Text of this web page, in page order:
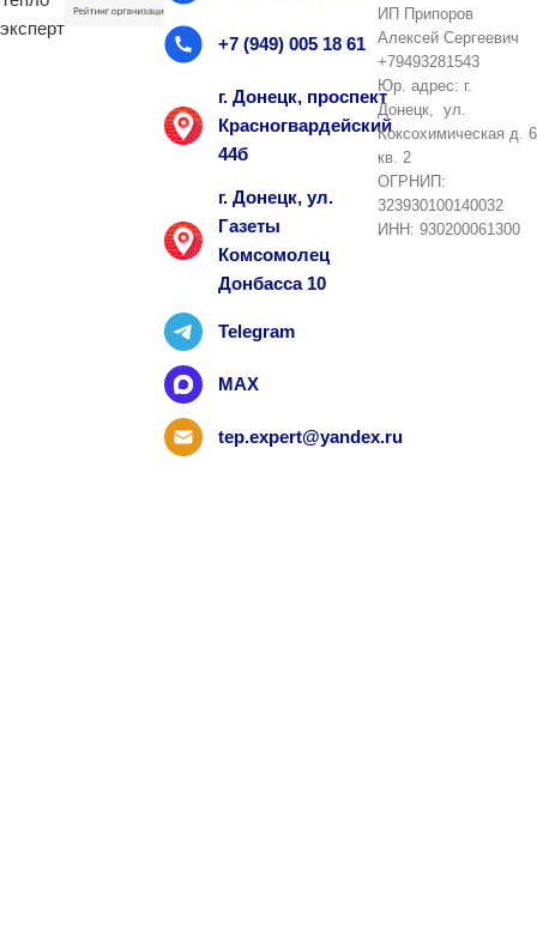
+7 (949) 005 18 61
г. Донецк, проспект
Красногвардейский
44б
г. Донецк, ул.
Газеты
Комсомолец
Донбасса 10
Telegram
MAX
tep.expert@yandex.ru
ИП Припоров
Алексей Сергеевич
+79493281543
Юр. адрес: г.
Донецк, ул.
Коксохимическая д. 6
кв. 2
ОГРНИП:
323930100140032
ИНН: 930200061300